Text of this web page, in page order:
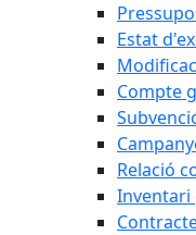
Estat
Compte
Relació
Inventari